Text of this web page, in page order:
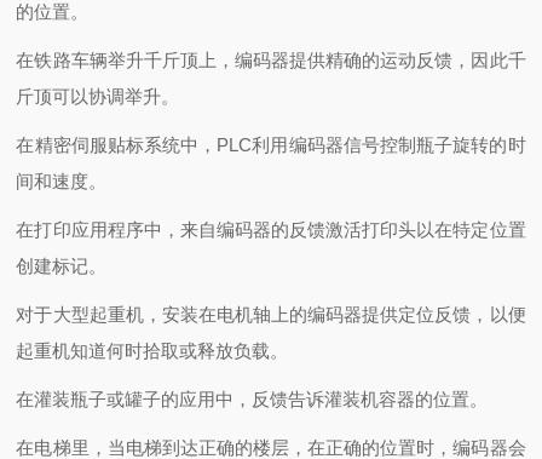
的位置。
在铁路车辆举升千斤顶上，编码器提供精确的运动反馈，因此千
斤顶可以协调举升。
在精密伺服贴标系统中，PLC利用编码器信号控制瓶子旋转的时
间和速度。
在打印应用程序中，来自编码器的反馈激活打印头以在特定位置
创建标记。
对于大型起重机，安装在电机轴上的编码器提供定位反馈，以便
起重机知道何时拾取或释放负载。
在灌装瓶子或罐子的应用中，反馈告诉灌装机容器的位置。
在电梯里，当电梯到达正确的楼层，在正确的位置时，编码器会